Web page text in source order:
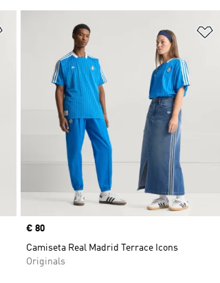
Añadir a la lista de deseos
Precio
€ 80
Camiseta Real Madrid Terrace Icons
Originals